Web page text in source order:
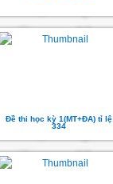
Đề thi học kỳ 1(MT+ĐA) tỉ lệ
334